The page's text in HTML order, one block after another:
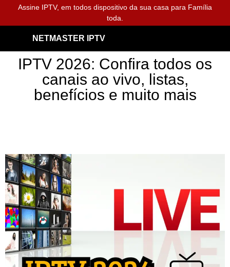
Assine IPTV, em todos dispositivo da sua casa para Família
toda.
NETMASTER IPTV
IPTV 2026: Confira todos os
canais ao vivo, listas,
benefícios e muito mais